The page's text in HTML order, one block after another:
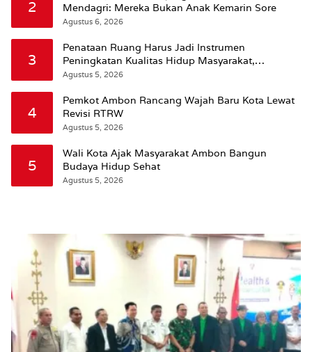
2
Mendagri: Mereka Bukan Anak Kemarin Sore
Agustus 6, 2026
3
Penataan Ruang Harus Jadi Instrumen
Peningkatan Kualitas Hidup Masyarakat,
Wattimena: Revisi RT-RW Ditetapkan Pemkot
Agustus 5, 2026
4
Pemkot Ambon Rancang Wajah Baru Kota Lewat
Revisi RTRW
Agustus 5, 2026
5
Wali Kota Ajak Masyarakat Ambon Bangun
Budaya Hidup Sehat
Agustus 5, 2026